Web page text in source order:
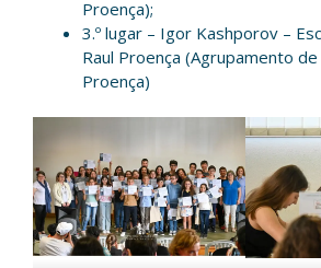
Proença);
3.º lugar – Igor Kashporov –
Raul Proença (Agrupamento de
Proença)